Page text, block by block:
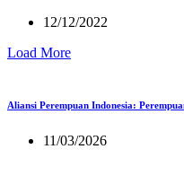
12/12/2022
Load More
Aliansi Perempuan Indonesia:
11/03/2026